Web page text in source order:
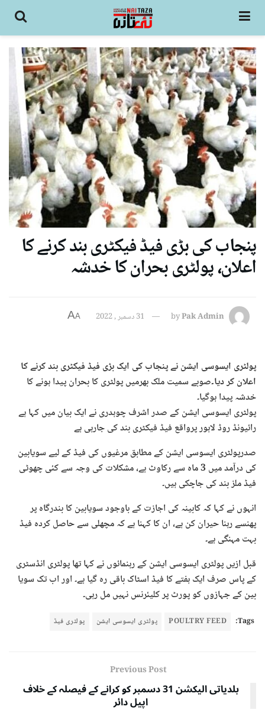
پنجاب کی بڑی فیڈ فیکٹری بند کرنے کا
اعلان، پولٹری بحران کا خدشہ
byPak Admin 31 دسمبر , 2022 A
A
پولٹری ایسوسی ایشن نے پنجاب کی ایک بڑی فیڈ فیکٹری بند کرنے کا
اعلان کر دیا۔صوبے سمیت ملک بھرمیں پولٹری کا بحران پیدا ہونے کا
خدشہ پیدا ہوگیا۔
پولٹری ایسوسی ایشن کے صدر اشرف چوہدری نے ایک بیان میں کہا ہے
رائیونڈ روڈ لاہور پرواقع فیڈ فیکٹری بند کی جارہی ہے
صدرپولٹری ایسوسی ایشن کے مطابق مرغیوں کی فیڈ کے لیے سویابین
کی درآمد میں 3 ماہ سے رکاوٹ ہے، مشکلات کی وجہ سے کئی چھوٹی
فیڈ ملز بند کی جاچکی ہیں۔
انہوں نے کہا کہ کابینہ کی اجازت کے باوجود سویابین کا بندرگاہ پر
پھنسے رہنا حیران کن ہے، ان کا کہنا ہے کہ مچھلی سے حاصل کردہ فیڈ
بہت مہنگی ہے۔
قبل ازیں پولٹری ایسوسی ایشن کے رہنمائوں نے کہا تھا پولٹری انڈسٹری
کے پاس صرف ایک ہفتے کا فیڈ اسٹاک باقی رہ گیا ہے۔ اور اب تک سویا
بین کے جہازوں کو پورٹ پر کلیئرنس نہیں مل رہی۔
Tags:
POULTRY FEED پولٹری ایسوسی ایشن پولٹری فیڈ
Previous Post
بلدیاتی الیکشن 31 دسمبر کو کرانے کے فیصلہ کے خلاف
اپیل دائر